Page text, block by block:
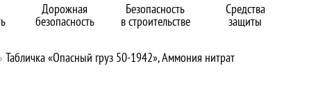
Дорожная
безопасность
Безопасность
в строительстве
Средства
защиты
Табличка «Опасный груз 50-1942», Аммония нитрат